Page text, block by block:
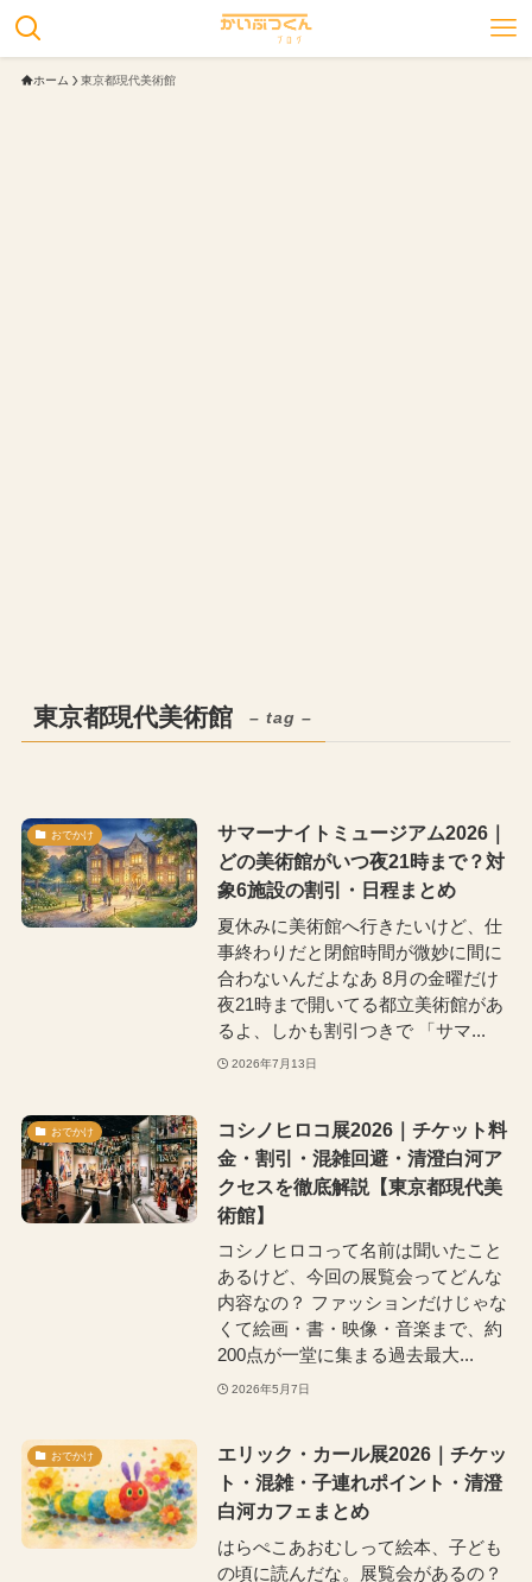
ホーム 東京都現代美術館
東京都現代美術館 – tag –
おでかけ
サマーナイトミュージアム2026｜
どの美術館がいつ夜21時まで？対
象6施設の割引・日程まとめ
夏休みに美術館へ行きたいけど、仕
事終わりだと閉館時間が微妙に間に
合わないんだよなあ 8月の金曜だけ
夜21時まで開いてる都立美術館があ
るよ、しかも割引つきで 「サマ...
2026年7月13日
おでかけ
コシノヒロコ展2026｜チケット料
金・割引・混雑回避・清澄白河ア
クセスを徹底解説【東京都現代美
術館】
コシノヒロコって名前は聞いたこと
あるけど、今回の展覧会ってどんな
内容なの？ ファッションだけじゃな
くて絵画・書・映像・音楽まで、約
200点が一堂に集まる過去最大...
2026年5月7日
おでかけ
エリック・カール展2026｜チケッ
ト・混雑・子連れポイント・清澄
白河カフェまとめ
はらぺこあおむしって絵本、子ども
の頃に読んだな。展覧会があるの？